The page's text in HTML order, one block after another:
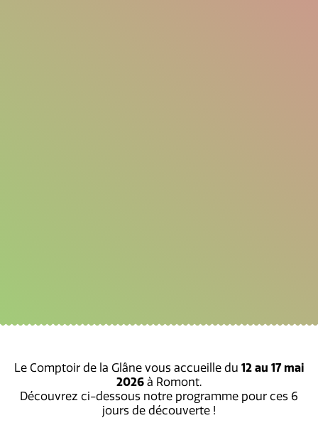
Le Comptoir de la Glâne vous accueille du 12 au 17 mai
2026 à Romont.
Découvrez ci-dessous notre programme pour ces 6
jours de découverte !